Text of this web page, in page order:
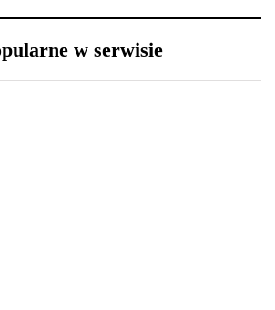
w serwisie